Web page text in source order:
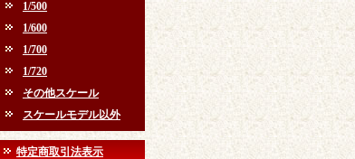
1/500
1/600
1/700
1/720
その他スケール
スケールモデル以外
特定商取引法表示